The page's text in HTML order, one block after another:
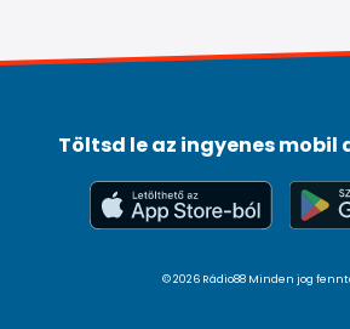
Töltsd le az ingyenes
© 2026 Rádio88 Minden jog